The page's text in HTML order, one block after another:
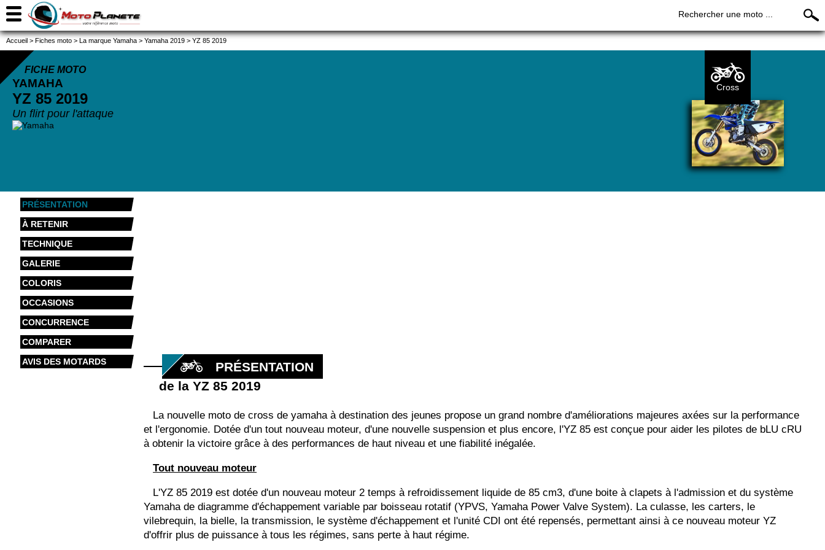
Rechercher une moto ...
Accueil > Fiches moto > La marque Yamaha > Yamaha 2019 > YZ 85 2019
FICHE MOTO
YAMAHA
YZ 85 2019
Un flirt pour l'attaque
Cross
PRÉSENTATION
À RETENIR
TECHNIQUE
GALERIE
COLORIS
OCCASIONS
CONCURRENCE
COMPARER
AVIS DES MOTARDS
PRÉSENTATION
de la YZ 85 2019
La nouvelle moto de cross de yamaha à destination des jeunes propose un grand nombre d'améliorations majeures axées sur la performance
et l'ergonomie. Dotée d'un tout nouveau moteur, d'une nouvelle suspension et plus encore, l'YZ 85 est conçue pour aider les pilotes de bLU cRU
à obtenir la victoire grâce à des performances de haut niveau et une fiabilité inégalée.
Tout nouveau moteur
L'YZ 85 2019 est dotée d'un nouveau moteur 2 temps à refroidissement liquide de 85 cm3, d'une boite à clapets à l'admission et du système
Yamaha de diagramme d'échappement variable par boisseau rotatif (YPVS, Yamaha Power Valve System). La culasse, les carters, le
vilebrequin, la bielle, la transmission, le système d'échappement et l'unité CDI ont été repensés, permettant ainsi à ce nouveau moteur YZ
d'offrir plus de puissance à tous les régimes, sans perte à haut régime.